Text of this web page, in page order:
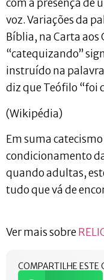
com a presença de
voz. Variações da
Bíblia, na Carta aos
“catequizando”
instruído na palavra
diz que Teófilo “foi
(Wikipédia)
Em suma
condicionamento
quando adultas,
tudo que vá de
Ver mais sobre
COMPARTILHE ESTE